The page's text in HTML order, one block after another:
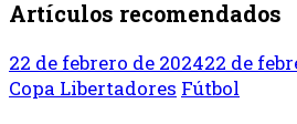
Artículos recomendados
22 de febrero de 202422 de
Copa Libertadores Fútbol